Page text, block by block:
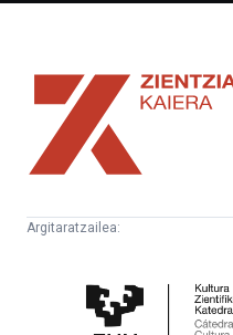
Zientzia
Kaiera
Argitaratzailea:
Zientifikoko
Katedra